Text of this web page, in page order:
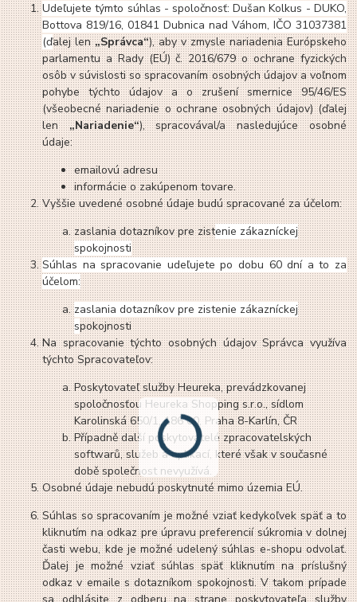
Udeľujete týmto súhlas - spoločnosť: Dušan Kolkus - DUKO,
Bottova 819/16, 01841 Dubnica nad Váhom, IČO 31037381
(ďalej len„Správca“), aby v zmysle nariadenia Európskeho
parlamentu a Rady (EÚ) č. 2016/679 o ochrane fyzických
osôb v súvislosti so spracovaním osobných údajov a voľnom
pohybe týchto údajov a o zrušení smernice 95/46/ES
(všeobecné nariadenie o ochrane osobných údajov) (ďalej
len„Nariadenie“), spracovával/a nasledujúce osobné
údaje:
emailovú adresu
informácie o zakúpenom tovare.
Vyššie uvedené osobné údaje budú spracované za účelom:
zaslania dotazníkov pre zistenie zákazníckej
spokojnosti
Súhlas na spracovanie udeľujete po dobu 60 dní a to za
účelom:
zaslania dotazníkov pre zistenie zákazníckej
spokojnosti
Na spracovanie týchto osobných údajov Správca využíva
týchto Spracovateľov:
Poskytovateľ služby Heureka, prevádzkovanej
spoločnosťou Heureka Shopping s.r.o., sídlom
Karolinská 650/1, 186 00, Praha 8-Karlín, ČR
Případně další poskytovatelé zpracovatelských
softwarů, služeb a aplikací, které však v současné
době společnost nevyužívá.
Osobné údaje nebudú poskytnuté mimo územia EÚ.
Súhlas so spracovaním je možné vziať kedykoľvek späť a to
kliknutím na odkaz pre úpravu preferencií súkromia v dolnej
časti webu, kde je možné udelený súhlas e-shopu odvolať.
Ďalej je možné vziať súhlas späť kliknutím na príslušný
odkaz v emaile s dotazníkom spokojnosti. V takom prípade